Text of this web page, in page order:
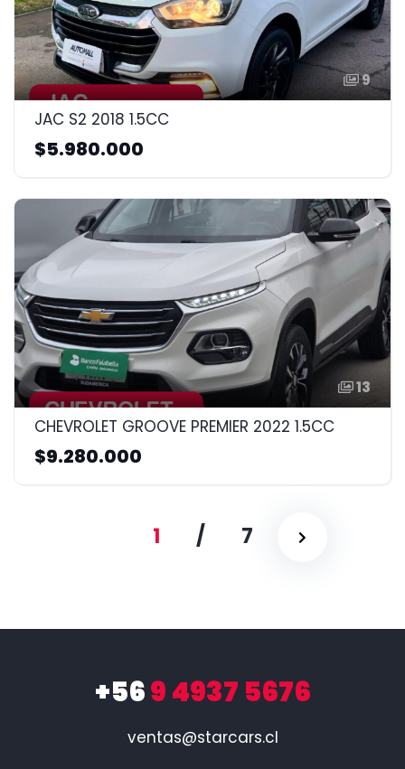
9
JAC S2 2018 1.5CC
$5.980.000
13
CHEVROLET GROOVE PREMIER 2022 1.5CC
$9.280.000
1 / 7
+569 4937 5676
ventas@starcars.cl